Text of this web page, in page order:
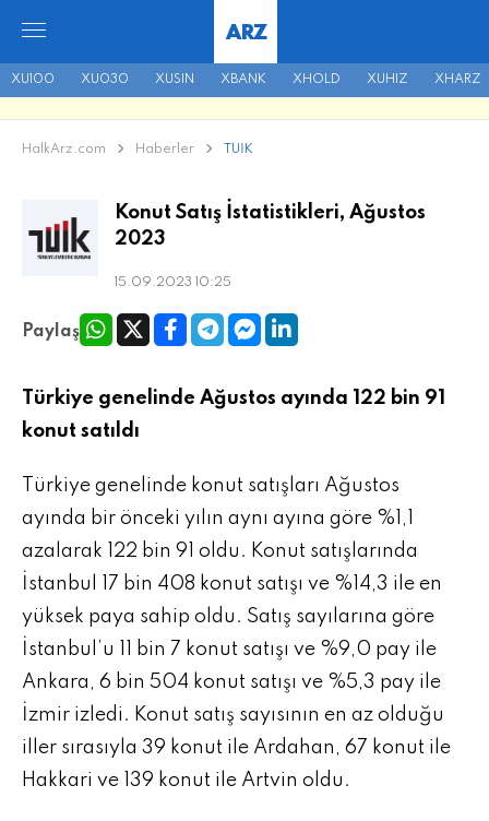
XU100 XU030 XUSIN XBANK XHOLD XUHIZ XHARZ
ARZ
HalkArz.com Haberler TÜİK
Konut Satış İstatistikleri, Ağustos
2023
15.09.2023 10:25
Paylaş
Türkiye genelinde Ağustos ayında 122 bin 91
konut satıldı
Türkiye genelinde konut satışları Ağustos
ayında bir önceki yılın aynı ayına göre %1,1
azalarak 122 bin 91 oldu. Konut satışlarında
İstanbul 17 bin 408 konut satışı ve %14,3 ile en
yüksek paya sahip oldu. Satış sayılarına göre
İstanbul’u 11 bin 7 konut satışı ve %9,0 pay ile
Ankara, 6 bin 504 konut satışı ve %5,3 pay ile
İzmir izledi. Konut satış sayısının en az olduğu
iller sırasıyla 39 konut ile Ardahan, 67 konut ile
Hakkari ve 139 konut ile Artvin oldu.